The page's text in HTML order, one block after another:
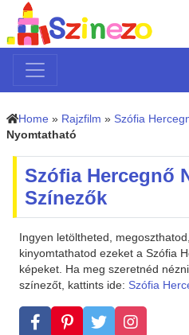
Home » Rajzfilm » Szófia
Nyomtatható
Szófia Hercegnő
Színezők
Ingyen letöltheted,
kinyomtathatod ezeket a Szófia
képeket. Ha meg szeretnéd
színezőt, kattints ide: Szófia